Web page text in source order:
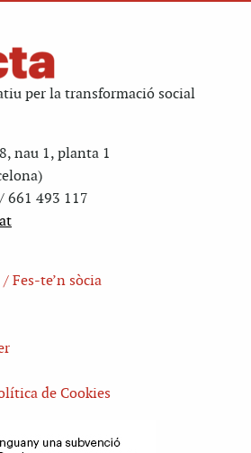
per la transformació social
nau 1, planta 1
661 493 117
Fes-te’n sòcia
de Cookies